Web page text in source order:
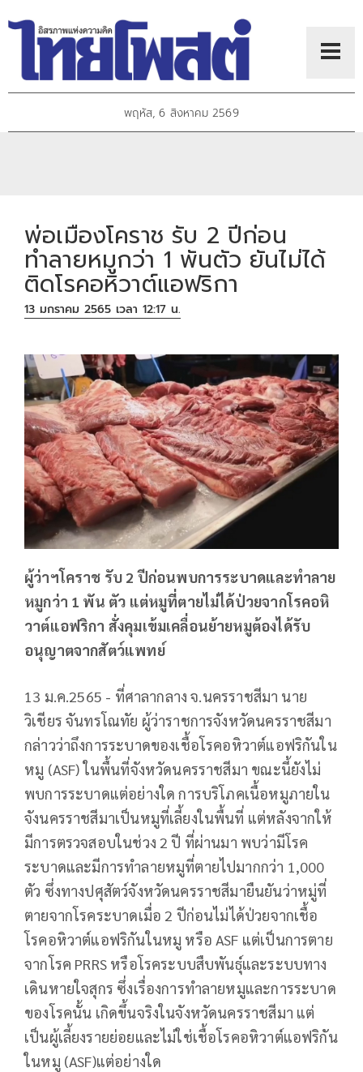
พฤหัส, 6 สิงหาคม 2569
พ่อเมืองโคราช รับ 2 ปีก่อน
ทำลายหมูกว่า 1 พันตัว ยันไม่ได้
ติดโรคอหิวาต์แอฟริกา
13 มกราคม 2565 เวลา 12:17 น.
ผู้ว่าฯโคราช รับ 2 ปีก่อนพบการระบาดและทำลาย
หมูกว่า 1 พัน ตัว แต่หมูที่ตายไม่ได้ป่วยจากโรคอหิ
วาต์แอฟริกา สั่งคุมเข้มเคลื่อนย้ายหมูต้องได้รับ
อนุญาตจากสัตว์แพทย์
13 ม.ค.2565 - ที่ศาลากลาง จ.นครราชสีมา นาย
วิเชียร จันทรโณทัย ผู้ว่าราชการจังหวัดนครราชสีมา
กล่าวว่าถึงการระบาดของเชื้อโรคอหิวาต์แอฟริกันใน
หมู (ASF) ในพื้นที่จังหวัดนครราชสีมา ขณะนี้ยังไม่
พบการระบาดแต่อย่างใด การบริโภคเนื้อหมูภายใน
จังนครราชสีมาเป็นหมูที่เลี้ยงในพื้นที่ แต่หลังจากให้
มีการตรวจสอบในช่วง 2 ปี ที่ผ่านมา พบว่ามีโรค
ระบาดและมีการทำลายหมูที่ตายไปมากกว่า 1,000
ตัว ซึ่งทางปศุสัตว์จังหวัดนครราชสีมายืนยันว่าหมู่ที่
ตายจากโรคระบาดเมื่อ 2 ปีก่อนไม่ได้ป่วยจากเชื้อ
โรคอหิวาต์แอฟริกันในหมู หรือ ASF แต่เป็นการตาย
จากโรค PRRS หรือโรคระบบสืบพันธุ์และระบบทาง
เดินหายใจสุกร ซึ่งเรื่องการทำลายหมูและการระบาด
ของโรคนั้น เกิดขึ้นจริงในจังหวัดนครราชสีมา แต่
เป็นผู้เลี้ยงรายย่อยและไม่ใช่เชื้อโรคอหิวาต์แอฟริกัน
ในหมู (ASF)แต่อย่างใด